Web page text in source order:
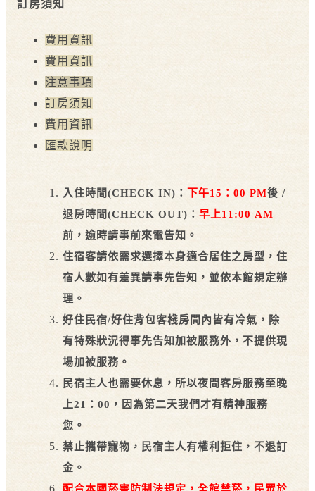
訂房須知
費用資訊
費用資訊
注意事項
訂房須知
費用資訊
匯款說明
入住時間(CHECK IN)： 下午15：00 PM後 /
退房時間(CHECK OUT)： 早上11:00 AM
前，逾時請事前來電告知。
住宿客請依需求選擇本身適合居住之房型，住
宿人數如有差異請事先告知，並依本館規定辦
理。
好住民宿/好住背包客棧房間內皆有冷氣，除
有特殊狀況得事先告知加被服務外，不提供現
場加被服務。
民宿主人也需要休息，所以夜間客房服務至晚
上21：00，因為第二天我們才有精神服務
您。
禁止攜帶寵物，民宿主人有權利拒住，不退訂
金。